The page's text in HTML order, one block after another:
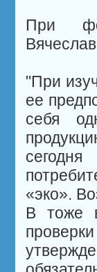
При
При
ее
себя
«эко».
В тоже